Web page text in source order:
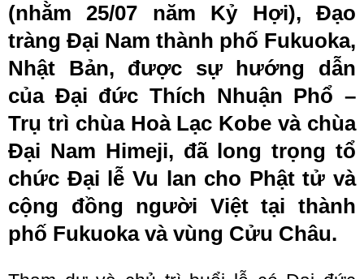
(nhằm 25/07 năm Kỷ Hợi), Đạo
tràng Đại Nam thành phố Fukuoka,
Nhật Bản, được sự hướng dẫn
của Đại đức Thích Nhuận Phổ –
Trụ trì chùa Hoà Lạc Kobe và chùa
Đại Nam Himeji, đã long trọng tổ
chức Đại lễ Vu lan cho Phật tử và
cộng đồng người Việt tại thành
phố Fukuoka và vùng Cửu Châu.